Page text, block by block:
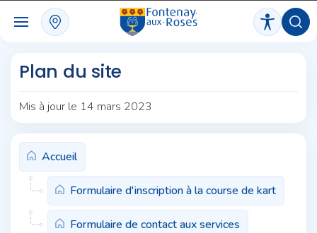
Plan du site
Mis à jour le 14 mars 2023
Accueil
Formulaire d'inscription à la course de kart
Formulaire de contact aux services
Panneau de gestion des cookies